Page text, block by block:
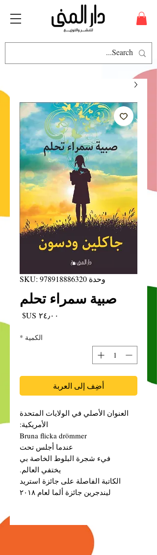
وحدة SKU: 978918886320
صبية سمراء تحلم
السعر
الكمية *
أضِف إلى العربة
العنوان الأصلي في الولايات المتحدة
الأمريكية:
Bruna flicka drömmer
عندما أجلس تحت
فيء شجرة البلوط الخاصة بي
يختفي العالم.
الكاتبة الفاصلة على جائزة استريد
ليندجرين جائزة ألما لعام ٢٠١٨